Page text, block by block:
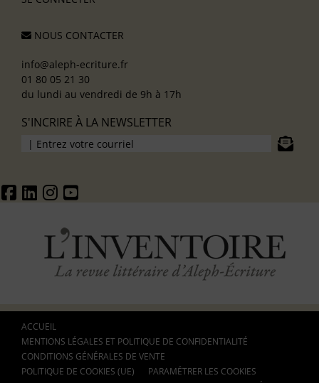
NOUS CONTACTER
info@aleph-ecriture.fr
01 80 05 21 30
du lundi au vendredi de 9h à 17h
S'INCRIRE À LA NEWSLETTER
ACCUEIL
MENTIONS LÉGALES ET POLITIQUE DE CONFIDENTIALITÉ
CONDITIONS GÉNÉRALES DE VENTE
POLITIQUE DE COOKIES (UE)
PARAMÉTRER LES COOKIES